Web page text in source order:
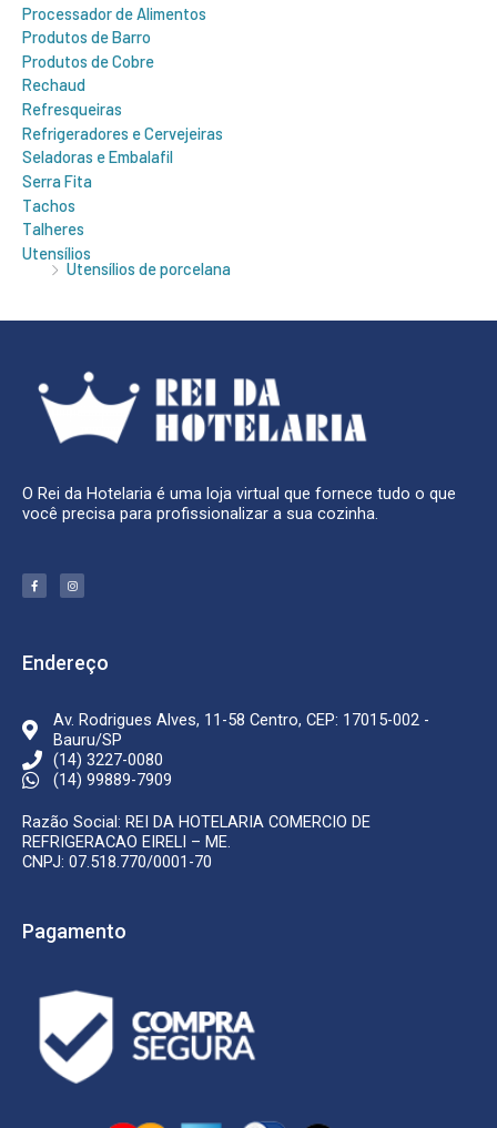
Processador de Alimentos
Produtos de Barro
Produtos de Cobre
Rechaud
Refresqueiras
Refrigeradores e Cervejeiras
Seladoras e Embalafil
Serra Fita
Tachos
Talheres
Utensílios
Utensílios de porcelana
O Rei da Hotelaria é uma loja virtual que fornece tudo o que
você precisa para profissionalizar a sua cozinha.
F
a
c
k
-
n
s
m
Endereço
Av. Rodrigues Alves, 11-58 Centro, CEP: 17015-002 -
Bauru/SP
(14) 3227-0080
(14) 99889-7909
Razão Social: REI DA HOTELARIA COMERCIO DE
REFRIGERACAO EIRELI – ME.
CNPJ: 07.518.770/0001-70
Pagamento